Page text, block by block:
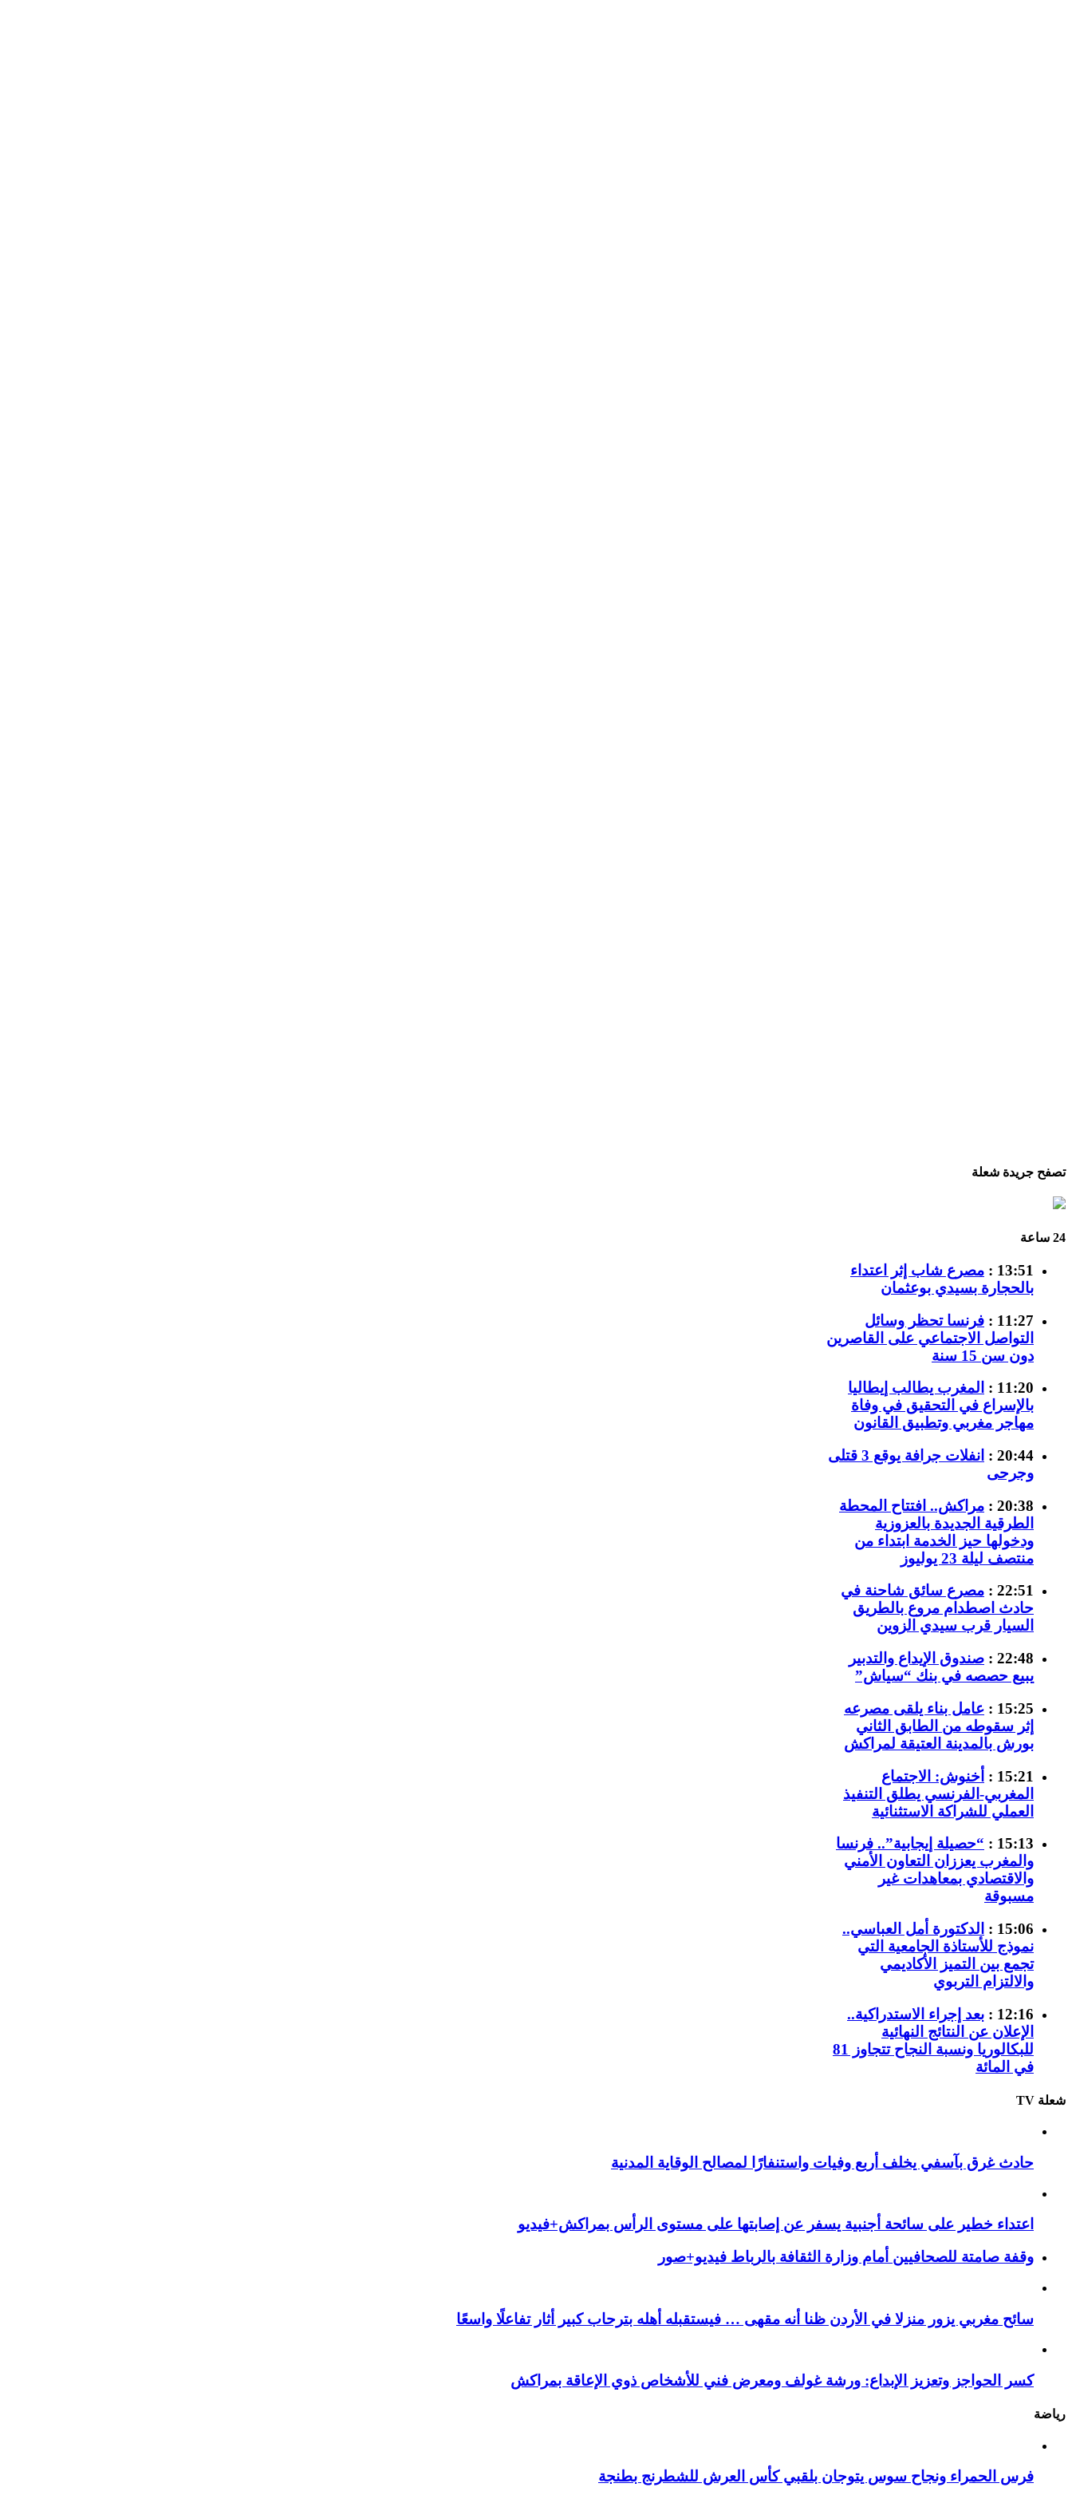
تصفح جريدة شعلة
24 ساعة
13:51 :
مصرع شاب إثر اعتداء
بالحجارة بسيدي بوعثمان
11:27 :
فرنسا تحظر وسائل
التواصل الاجتماعي على القاصرين
دون سن 15 سنة
11:20 :
المغرب يطالب إيطاليا
بالإسراع في التحقيق في وفاة
مهاجر مغربي وتطبيق القانون
20:44 :
انفلات جرافة يوقع 3 قتلى
وجرحى
20:38 :
مراكش.. افتتاح المحطة
الطرقية الجديدة بالعزوزية
ودخولها حيز الخدمة ابتداء من
منتصف ليلة 23 يوليوز
22:51 :
مصرع سائق شاحنة في
حادث اصطدام مروع بالطريق
السيار قرب سيدي الزوين
22:48 :
صندوق الإيداع والتدبير
يبيع حصصه في بنك “سياش”
15:25 :
عامل بناء يلقى مصرعه
إثر سقوطه من الطابق الثاني
بورش بالمدينة العتيقة لمراكش
15:21 :
أخنوش: الاجتماع
المغربي-الفرنسي يطلق التنفيذ
العملي للشراكة الاستثنائية
15:13 :
“حصيلة إيجابية”.. فرنسا
والمغرب يعززان التعاون الأمني
والاقتصادي بمعاهدات غير
مسبوقة
15:06 :
الدكتورة أمل العباسي..
نموذج للأستاذة الجامعية التي
تجمع بين التميز الأكاديمي
والالتزام التربوي
12:16 :
بعد إجراء الاستدراكية..
الإعلان عن النتائج النهائية
للبكالوريا ونسبة النجاح تتجاوز 81
في المائة
شعلة TV
حادث غرق بآسفي يخلف أربع وفيات واستنفارًا لمصالح الوقاية المدنية
اعتداء خطير على سائحة أجنبية يسفر عن إصابتها على مستوى الرأس بمراكش+فيديو
وقفة صامتة للصحافيين أمام وزارة الثقافة بالرباط فيديو+صور
سائح مغربي يزور منزلا في الأردن ظنا أنه مقهى … فيستقبله أهله بترحاب كبير أثار تفاعلًا واسعًا
كسر الحواجز وتعزيز الإبداع: ورشة غولف ومعرض فني للأشخاص ذوي الإعاقة بمراكش
رياضة
فرس الحمراء ونجاح سوس يتوجان بلقبي كأس العرش للشطرنج بطنجة